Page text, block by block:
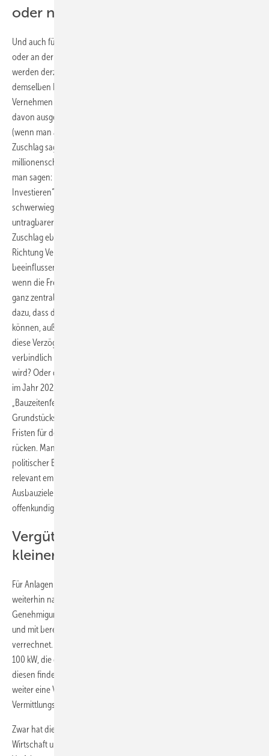
oder nicht?
Und auch für Anlagen, die an Ausschreibungsverfahren teilnehmen
oder an der ersten Ausschreibung 2021 teilgenommen haben,
werden derzeit Zuschläge nicht erteilt beziehungsweise – mit
demselben Effekt – „nicht mitgeteilt“. Zwar soll man – weil dem
Vernehmen nach die Januar-Ausschreibung unterzeichnet war –
davon ausgehen können, dass man einen Zuschlag erhalten habe
(wenn man alles richtig gemacht hat, was einem auch erst der
Zuschlag sagen kann). Aber soll oder darf man darauf eine
millionenschwere Investitionsentscheidung stützen? Rechtlich muss
man sagen: Sowohl Nichthandeln als auch „Vertrauen und
Investieren“ kann für die handelnden Geschäftsführer
schwerwiegende Haftungsprobleme auslösen – ein auch deshalb
untragbarer Zustand. Daher muss man davon ausgehen, dass es ohne
Zuschlag eben kein Projekt gibt, und zwar nicht, weil die Fristen
Richtung Verfall laufen, sondern aus einer Vielzahl von nicht mehr zu
beeinflussenden Gründen aus der Projektentwicklung. Beispielsweise,
wenn die Fremdfinanzierung nicht abgeschlossen wird oder weil eine
ganz zentrale Auszahlungsvoraussetzung fehlt. Das wiederum führt
dazu, dass die Windenergieanlagen (WEA) nicht bestellt werden
können, außer man bürgt selbst beim WEA Hersteller. Wie, wenn durch
diese Verzögerung am Ende der genehmigte Anlagentyp nicht mehr
verbindlich bestellt werden kann, weil er gar nicht mehr hergestellt
wird? Oder der Zuschlag wird erst so spät erteilt (bzw. mitgeteilt), dass
im Jahr 2021 gar nicht mehr gebaut werden darf (Stichwort
„Bauzeitenfenster“). Gegebenenfalls muss auch die
Grundstückssicherung noch einmal angegangen werden, weil die
Fristen für den spätesten Baubeginn in den Nutzungsverträgen näher
rücken. Man bekommt schnell den Eindruck, als sei all dies auf
politischer Ebene entweder nicht bekannt oder nicht als ausreichend
relevant empfunden. Dass dies nicht gerade zur Erreichung der
Ausbauziele und damit schon gar nicht der CO2 Ziele beiträgt, ist
offenkundig und kaum zu verstehen.
Vergütung zum Marktpreis bei
kleiner PV
Für Anlagen in der Festvergütung hingegen richtet sich die Vergütung
weiterhin nach dem EEG 2017. Sobald die beihilferechtliche
Genehmigung vorliegt, wird diese dann an das EEG 2021 angepasst
und mit bereits nach EEG 2017 geleisteten Abschlagszahlungen
verrechnet. Gar nicht betroffen sind hingegen kleine Solaranlagen bis
100 kW, die das Ende der 20-jährigen Förderung erreicht haben. Bei
diesen findet, ohne dass staatliche Mittel involviert sind, bis 2027
weiter eine Vergütung zum Marktpreis abzüglich einer
Vermittlungspauschale statt.
Zwar hat die Bundesregierung, vertreten durch Bundesministerium für
Wirtschaft und Energie (BMWi) bereits in einem frühen